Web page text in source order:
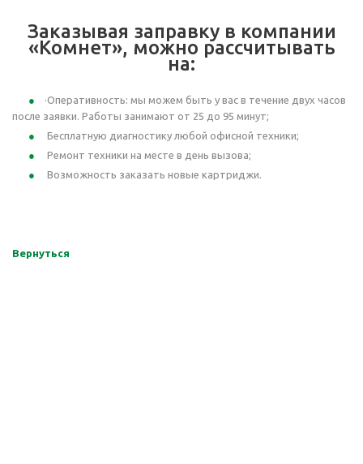
Заказывая заправку в компании
«Комнет», можно рассчитывать
на:
·Оперативность: мы можем быть у вас в течение двух часов
после заявки. Работы занимают от 25 до 95 минут;
Бесплатную диагностику любой офисной техники;
Ремонт техники на месте в день вызова;
Возможность заказать новые картриджи.
Вернуться